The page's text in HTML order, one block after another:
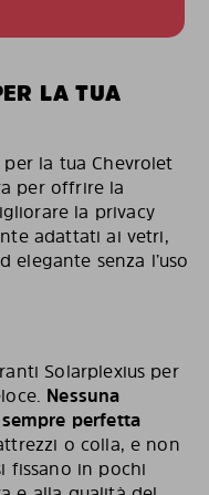
LA TUA
la tua Chevrolet
per offrire la
la privacy
adattati ai vetri,
senza l’uso
Solarplexius per
Nessuna
perfetta
o colla, e non
fissano in pochi